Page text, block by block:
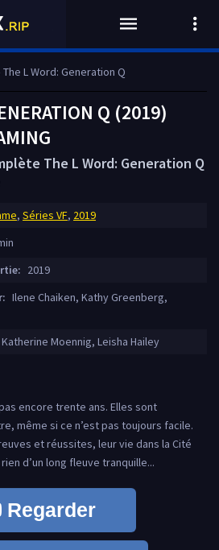
The L Word: Generation Q
Q (2019)
The L Word: Generation Q
, Séries VF, 2019
2019
Ilene Chaiken, Kathy Greenberg,
Moennig, Leisha Hailey
encore trente ans. Elles sont
même si ce n’est pas toujours facile.
et réussites, leur vie dans la Cité
d’un long fleuve tranquille...
Regarder